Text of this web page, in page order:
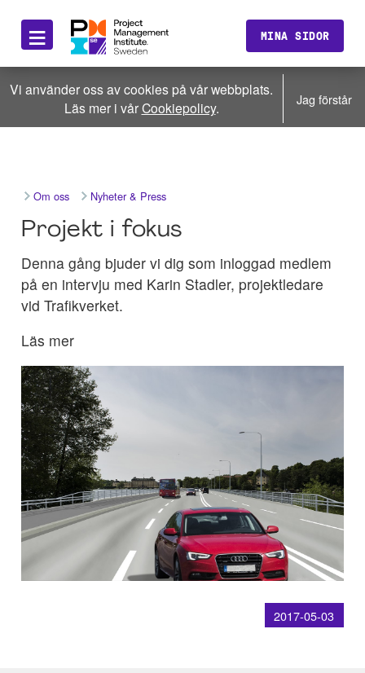
≡ MINA SIDOR
Vi använder oss av cookies på vår webbplats.
Läs mer i vårCookiepolicy. Jag förstår
Om oss Nyheter & Press
Projekt i fokus
Denna gång bjuder vi dig som inloggad medlem
på en intervju med Karin Stadler, projektledare
vid Trafikverket.
Läs mer
2017-05-03